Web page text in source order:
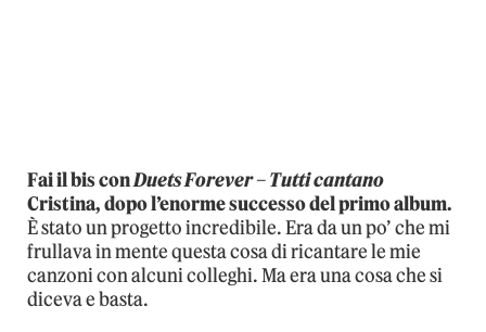
Fai il bis conDuets Forever – Tutti cantano
Cristina, dopo l’enorme successo del primo album.
È stato un progetto incredibile. Era da un po’ che mi
frullava in mente questa cosa di ricantare le mie
canzoni con alcuni colleghi. Ma era una cosa che si
diceva e basta.